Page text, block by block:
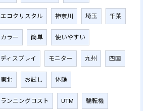
エコクリスタル 神奈川 埼玉 千葉
カラー 簡単 使いやすい
ディスプレイ モニター 九州 四国
東北 お試し 体験
ランニングコスト UTM 輪転機